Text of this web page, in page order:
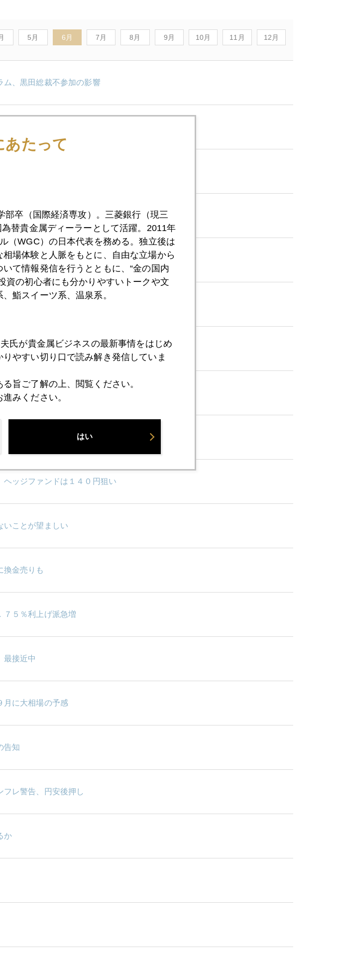
5月 6月 7月 8月 9月 10月 11月 12月
ム、黒田総裁不参加の影響
置の実相
ジファンドを救ったミスタークロダ
ヘッジファンドは１４０円狙い
いことが望ましい
換金売りも
７５％利上げ派急増
接近中
月に大相場の予感
告知
フレ警告、円安後押し
か
あたって
卒（国際経済専攻）。三菱銀行（現三
替貴金属ディーラーとして活躍。2011年
（WGC）の日本代表を務める。独立後は
場体験と人脈をもとに、自由な立場から
て情報発信を行うとともに、“金の国内
資の初心者にも分かりやすいトークや文
鮨スイーツ系、温泉系。
氏が貴金属ビジネスの最新事情をはじめ
やすい切り口で読み解き発信していま
旨ご了解の上、閲覧ください。
みください。
はい